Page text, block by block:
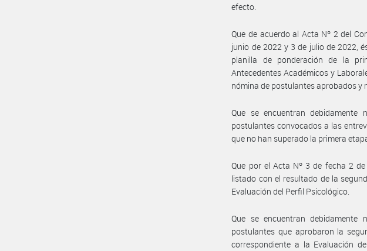
efecto.
Que de acuerdo al Acta Nº 2 del
junio de 2022 y 3 de julio de 2022,
planilla de ponderación de la
Antecedentes Académicos y
nómina de postulantes aprobados y
Que se encuentran debidamente
postulantes convocados a las
que no han superado la primera
Que por el Acta Nº 3 de fecha 2
listado con el resultado de la
Evaluación del Perfil Psicológico.
Que se encuentran debidamente
postulantes que aprobaron la
correspondiente a la Evaluación